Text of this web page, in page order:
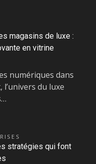
magasins de luxe :
en vitrine
numériques dans
du luxe
stratégies qui font